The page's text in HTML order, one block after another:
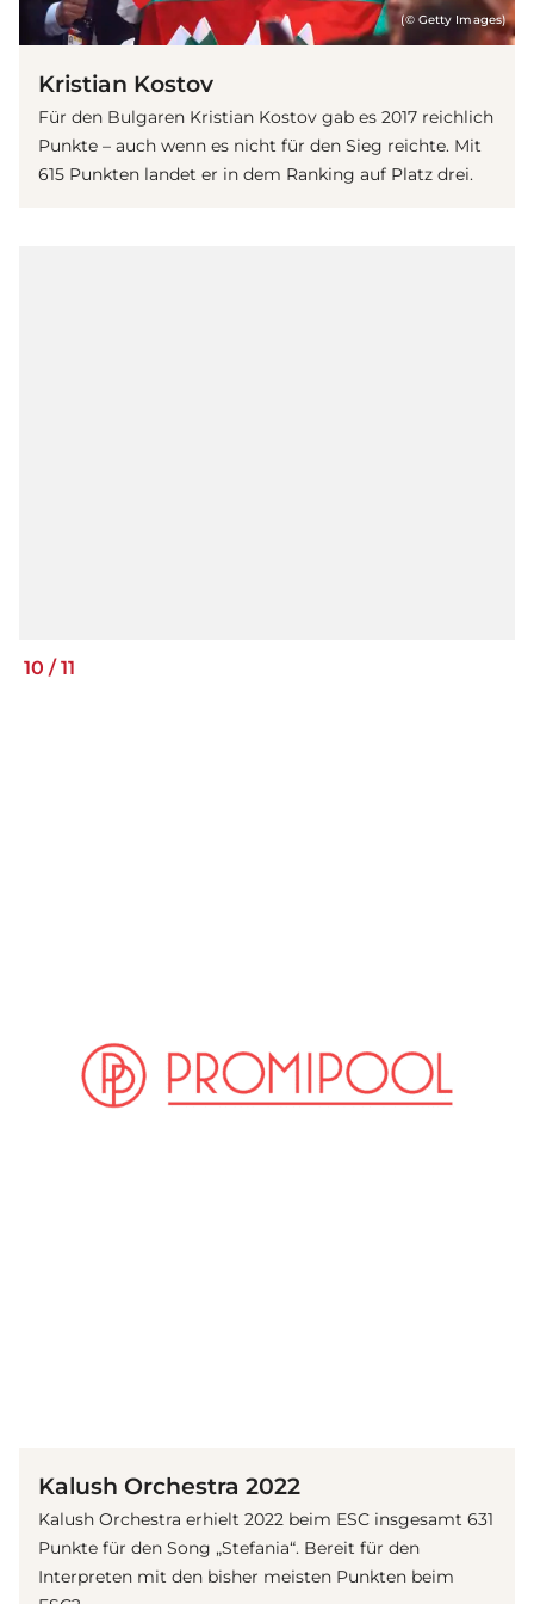
(© Getty Images)
Kristian Kostov
Für den Bulgaren Kristian Kostov gab es 2017 reichlich
Punkte – auch wenn es nicht für den Sieg reichte. Mit
615 Punkten landet er in dem Ranking auf Platz drei.
10 /11
Kalush Orchestra 2022
Kalush Orchestra erhielt 2022 beim ESC insgesamt 631
Punkte für den Song „Stefania“. Bereit für den
Interpreten mit den bisher meisten Punkten beim